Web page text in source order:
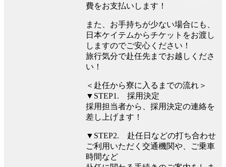
費をお支払いします！
また、お手持ちが少ない場合にも、
日本ケイテムからチケットをお渡し
しますのでご安心ください！
旅行気分で赴任先までお越しくださ
い！
＜赴任から寮に入るまでの流れ＞
▼STEP1. 採用決定
採用担当者から、採用決定の連絡を
差し上げます！
▼STEP2. 赴任日などの打ち合わせ
ご利用いただく交通機関や、ご乗車
時間など